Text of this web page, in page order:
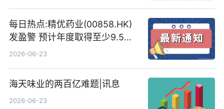
每日热点:精优药业(00858.HK)
发盈警 预计年度取得至少9.5亿
港元的亏损 同比盈转亏
2026-06-23
海天味业的两百亿难题|讯息
2026-06-23